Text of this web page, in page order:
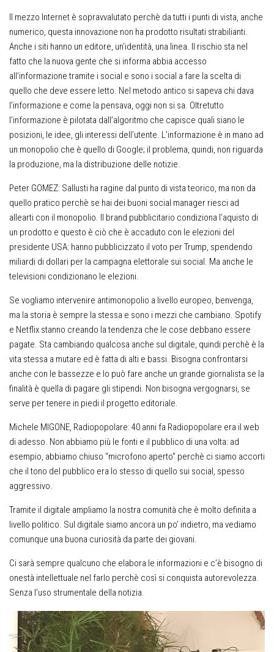
Il mezzo Internet è sopravvalutato perchè da tutti i punti di vista, anche
numerico, questa innovazione non ha prodotto risultati strabilianti.
Anche i siti hanno un editore, un’identità, una linea. Il rischio sta nel
fatto che la nuova gente che si informa abbia accesso
all’informazione tramite i social e sono i social a fare la scelta di
quello che deve essere letto. Nel metodo antico si sapeva chi dava
l’informazione e come la pensava, oggi non si sa. Oltretutto
l’informazione è pilotata dall’algoritmo che capisce quali siano le
posizioni, le idee, gli interessi dell’utente. L’informazione è in mano ad
un monopolio che è quello di Google; il problema, quindi, non riguarda
la produzione, ma la distribuzione delle notizie.
Peter GOMEZ: Sallusti ha ragine dal punto di vista teorico, ma non da
quello pratico perchè se hai dei buoni social manager riesci ad
allearti con il monopolio. Il brand pubblicitario condiziona l’aquisto di
un prodotto e questo è ciò che è accaduto con le elezioni del
presidente USA: hanno pubblicizzato il voto per Trump, spendendo
miliardi di dollari per la campagna elettorale sui social. Ma anche le
televisioni condizionano le elezioni.
Se vogliamo intervenire antimonopolio a livello europeo, benvenga,
ma la storia è sempre la stessa e sono i mezzi che cambiano. Spotify
e Netflix stanno creando la tendenza che le cose debbano essere
pagate. Sta cambiando qualcosa anche sul digitale, quindi perchè è la
vita stessa a mutare ed è fatta di alti e bassi. Bisogna confrontarsi
anche con le bassezze e lo può fare anche un grande giornalista se la
finalità è quella di pagare gli stipendi. Non bisogna vergognarsi, se
serve per tenere in piedi il progetto editoriale.
Michele MIGONE, Radiopopolare: 40 anni fa Radiopopolare era il web
di adesso. Non abbiamo più le fonti e il pubblico di una volta: ad
esempio, abbiamo chiuso “microfono aperto” perchè ci siamo accorti
che il tono del pubblico era lo stesso di quello sui social, spesso
aggressivo.
Tramite il digitale ampliamo la nostra comunità che è molto definita a
livello politico. Sul digitale siamo ancora un po’ indietro, ma vediamo
comunque una buona curiosità da parte dei giovani.
Ci sarà sempre qualcuno che elabora le informazioni e c’è bisogno di
onestà intellettuale nel farlo perchè così si conquista autorevolezza.
Senza l’uso strumentale della notizia.